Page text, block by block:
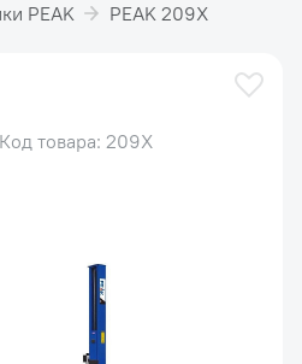
PEAK
PEAK 209X
Код товара: 209X